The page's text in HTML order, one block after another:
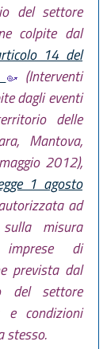
del settore
colpite dal
14 del
(Interventi
dagli eventi
delle
Mantova,
2012),
1 agosto
ad
misura
di
prevista dal
del settore
condizioni
stesso.